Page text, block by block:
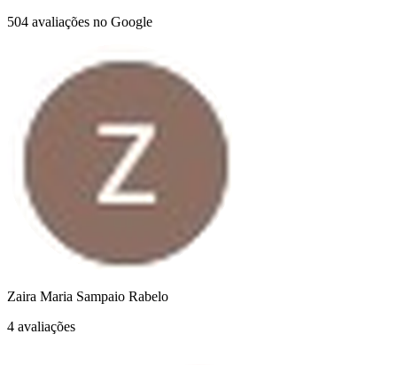
504 avaliações no Google
Zaira Maria Sampaio Rabelo
4 avaliações